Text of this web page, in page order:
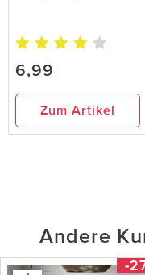
6,99
Zum Artikel
Andere
-